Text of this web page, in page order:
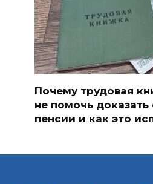
Почему трудовая
не помочь
пенсии и как это